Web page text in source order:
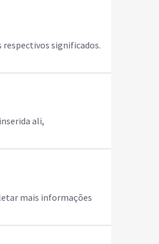
respectivos significados.
ali,
mais informações